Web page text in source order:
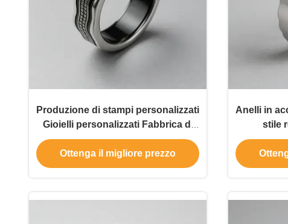
Produzione di stampi personalizzati
Gioielli personalizzati Fabbrica di
acciaio inossidabile Fornitore
Anelli di stampo a fusione Anello di
moda Gioielli
Ottenga il migliore prezzo
Anelli in
stile